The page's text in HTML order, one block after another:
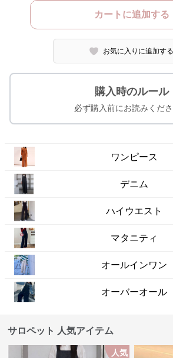
カートに追加する
お気に入りに追加する
購入時のルール
必ず購入前にお読みくださ
ワンピース
デニム
ハイウエスト
マタニティ
オールインワン
オーバーオール
サロペット 人気アイテム
人気